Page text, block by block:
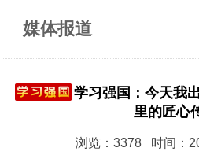
媒体报道
学习强国：今天我
里的匠心
浏览：3378 时间：